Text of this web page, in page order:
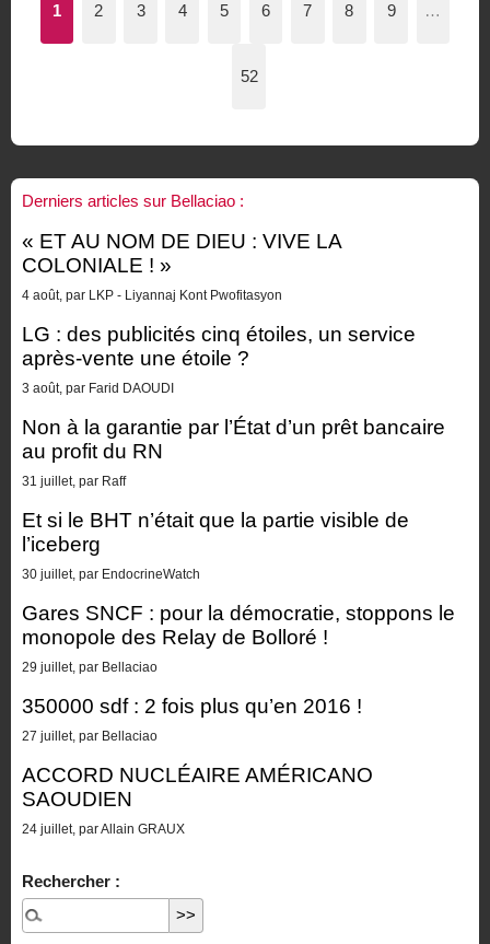
1 2 3 4 5 6 7 8 9 …
52
Derniers articles sur Bellaciao :
« ET AU NOM DE DIEU : VIVE LA
COLONIALE ! »
4 août, par LKP - Liyannaj Kont Pwofitasyon
LG : des publicités cinq étoiles, un service
après-vente une étoile ?
3 août, par Farid DAOUDI
Non à la garantie par l’État d’un prêt bancaire
au profit du RN
31 juillet, par Raff
Et si le BHT n’était que la partie visible de
l’iceberg
30 juillet, par EndocrineWatch
Gares SNCF : pour la démocratie, stoppons le
monopole des Relay de Bolloré !
29 juillet, par Bellaciao
350000 sdf : 2 fois plus qu’en 2016 !
27 juillet, par Bellaciao
ACCORD NUCLÉAIRE AMÉRICANO
SAOUDIEN
24 juillet, par Allain GRAUX
Rechercher :